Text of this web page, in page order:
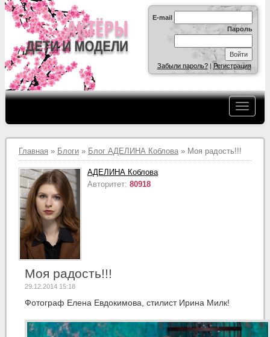
E-mail
Пароль
Забыли пароль?|Регистрация
Главная » Блоги » Блог АДЕЛИНА Коблова » Моя радость!!!
АДЕЛИНА Коблова
Авторитет: 80918
Моя радость!!!
29.12.2014 15:18
Фотограф Елена Евдокимова, стилист Ирина Милк!